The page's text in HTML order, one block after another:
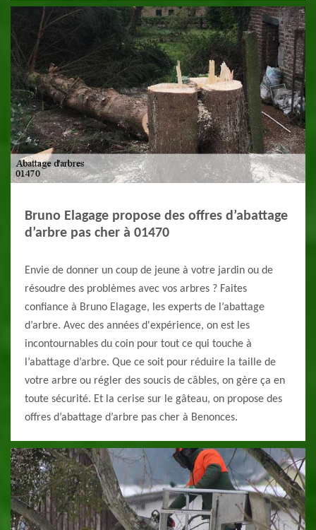
Bruno Elagage propose des offres d’abattage
d’arbre pas cher à 01470
Envie de donner un coup de jeune à votre jardin ou de
résoudre des problèmes avec vos arbres ? Faites
confiance à Bruno Elagage, les experts de l’abattage
d’arbre. Avec des années d'expérience, on est les
incontournables du coin pour tout ce qui touche à
l’abattage d’arbre. Que ce soit pour réduire la taille de
votre arbre ou régler des soucis de câbles, on gère ça en
toute sécurité. Et la cerise sur le gâteau, on propose des
offres d’abattage d’arbre pas cher à Benonces.